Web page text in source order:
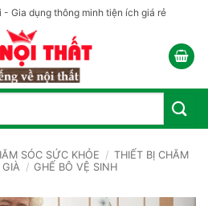
Gia dụng thông minh tiện ích giá rẻ
SÓC SỨC KHỎE / THIẾT BỊ CHĂM
/ GHẾ BÔ VỆ SINH